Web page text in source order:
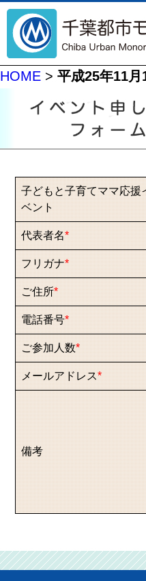
HOME > 平成25年11
子どもと子育てママ応援
ベント
代表者名*
フリガナ*
ご住所*
電話番号*
ご参加人数*
メールアドレス*
備考